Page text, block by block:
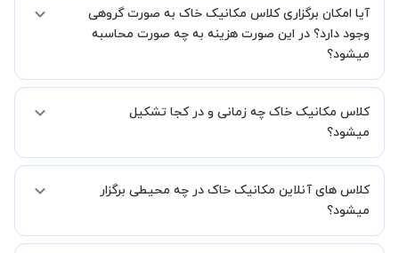
کنید.
آیا امکان برگزاری کلاس مکانیک خاک به صورت گروهی
وجود دارد؟ در این صورت هزینه به چه صورت محاسبه
میشود؟
صورتیکه مایل هستید کلاس ها را در کنار دوستان و یا آشنایان خود به
صورت گروهی برگزار کنید، این امکان وجود دارد. در این حالت، به ازای هر
اضافه خواهد شد.
کلاس مکانیک خاک چه زمانی و در کجا تشکیل
میشود؟
تعیین خواهد شد.
همچنین کلاس های خصوصی به طور کلی در منزل شاگرد برگزار میشود. در
کلاس در یک مکان عمومی مانند کتابخانه با استاد خود هماهنگی لازم را
کلاس های آنلاین مکانیک خاک در چه محیطی برگزار
میشود؟